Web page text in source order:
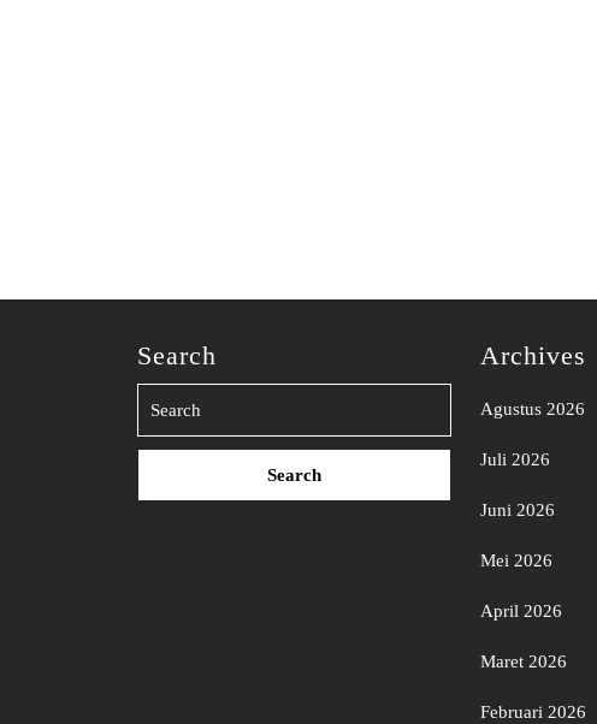
Search
Search
Archives
Agustus 2026
Juli 2026
Juni 2026
Mei 2026
April 2026
Maret 2026
Februari 2026